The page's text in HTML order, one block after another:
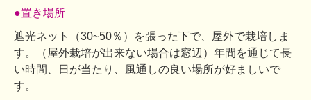
●置き場所
遮光ネット（30~50％）を張った下で、屋外で栽培しま
す。（屋外栽培が出来ない場合は窓辺）年間を通じて長
い時間、日が当たり、風通しの良い場所が好ましいで
す。